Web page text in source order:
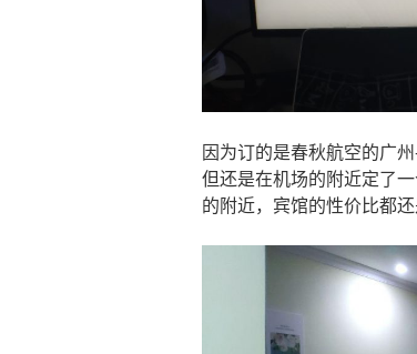
因为订的是春秋航空的广
但还是在机场的附近定了
的附近，宾馆的性价比都